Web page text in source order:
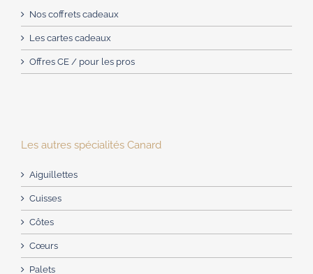
Nos coffrets cadeaux
Les cartes cadeaux
Offres CE / pour les pros
Les autres spécialités Canard
Aiguillettes
Cuisses
Côtes
Cœurs
Palets